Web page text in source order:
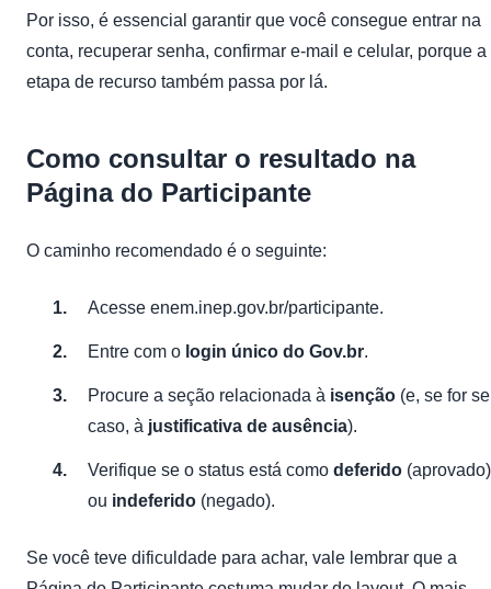
Por isso, é essencial garantir que você consegue entrar na
conta, recuperar senha, confirmar e-mail e celular, porque a
etapa de recurso também passa por lá.
Como consultar o resultado na
Página do Participante
O caminho recomendado é o seguinte:
Acesse enem.inep.gov.br/participante.
Entre com o login único do Gov.br.
Procure a seção relacionada à isenção (e, se for
caso, à justificativa de ausência).
Verifique se o status está como deferido (aprovado)
ou indeferido (negado).
Se você teve dificuldade para achar, vale lembrar que a